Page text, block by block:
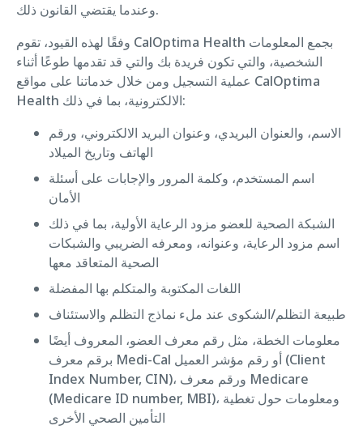
وعندما يقتضي القانون ذلك.
وفقًا لهذه القيود، تقوم CalOptima Health بجمع المعلومات
الشخصية، والتي تكون فريدة بك والتي قد تقدمها طوعًا أثناء
عملية التسجيل ومن خلال خدماتنا على مواقع CalOptima
Health الالكترونية، بما في ذلك:
الاسم، والعنوان البريدي، وعنوان البريد الالكتروني، ورقم
الهاتف وتاريخ الميلاد
اسم المستخدم، وكلمة المرور والإجابات على أسئلة
الأمان
الشبكة الصحية للعضو مزود الرعاية الأولية، بما في ذلك
اسم مزود الرعاية، وعنوانه، ومعرفه الضريبي والشبكات
الصحية المتعاقد معها
اللغات المكتوبة والمتكلم بها المفضلة
طبيعة التظلم/الشكوى عند ملء نماذج التظلم والاستئناف
معلومات الخطة، مثل رقم معرف العضو، المعروف أيضًا
برقم معرف Medi-Cal أو رقم مؤشر العميل (Client
Index Number, CIN)، ورقم معرف Medicare
(Medicare ID number, MBI)، ومعلومات حول تغطية
التأمين الصحي الأخرى